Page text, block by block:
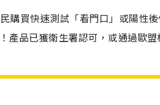
購買快速測試「看門口」或陽性
產品已獲衛生署認可，或通過歐盟